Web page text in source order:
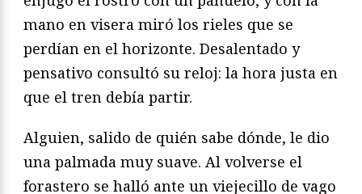
mano en visera miró los rieles que se
perdían en el horizonte. Desalentado y
pensativo consultó su reloj: la hora justa en
que el tren debía partir.
Alguien, salido de quién sabe dónde, le dio
una palmada muy suave. Al volverse el
forastero se halló ante un viejecillo de vago